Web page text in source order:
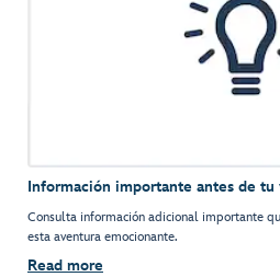
Información importante antes de tu
Consulta información adicional importante
esta aventura emocionante.
Read more